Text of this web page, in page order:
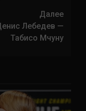
Далее
Лебедев —
Табисо Мчуну